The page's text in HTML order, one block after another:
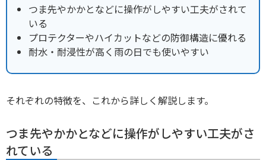
つま先やかかとなどに操作がしやすい工夫がされて
いる
プロテクターやハイカットなどの防御構造に優れる
耐水・耐浸性が高く雨の日でも使いやすい
それぞれの特徴を、これから詳しく解説します。
つま先やかかとなどに操作がしやすい工夫がさ
れている